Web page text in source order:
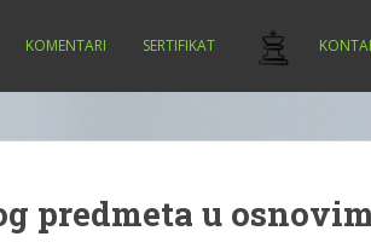
KOMENTARI SERTIFIKAT
predmeta u